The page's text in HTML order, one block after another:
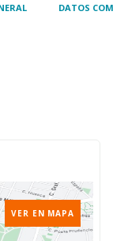
DATOS
VER EN MAPA